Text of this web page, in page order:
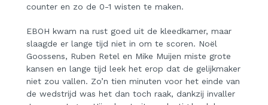
counter en zo de 0-1 wisten te maken.
EBOH kwam na rust goed uit de kleedkamer, maar
slaagde er lange tijd niet in om te scoren. Noël
Goossens, Ruben Retel en Mike Muijen miste grote
kansen en lange tijd leek het erop dat de gelijkmaker
niet zou vallen. Zo’n tien minuten voor het einde van
de wedstrijd was het dan toch raak, dankzij invaller